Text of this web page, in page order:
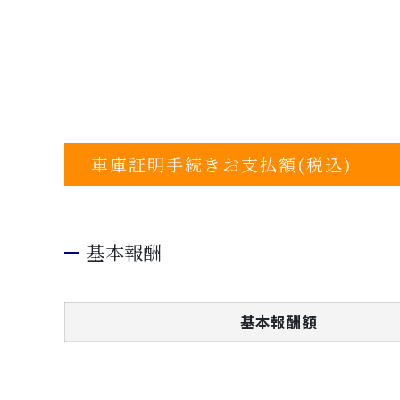
車庫証明手続きお支払額(税込)
基本報酬
基本報酬額